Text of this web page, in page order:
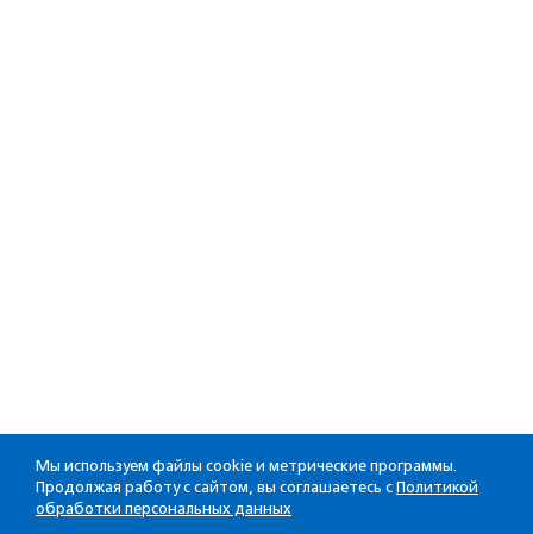
Мы используем файлы cookie и метрические программы.
Продолжая работу с сайтом, вы соглашаетесь с Политикой
обработки персональных данных